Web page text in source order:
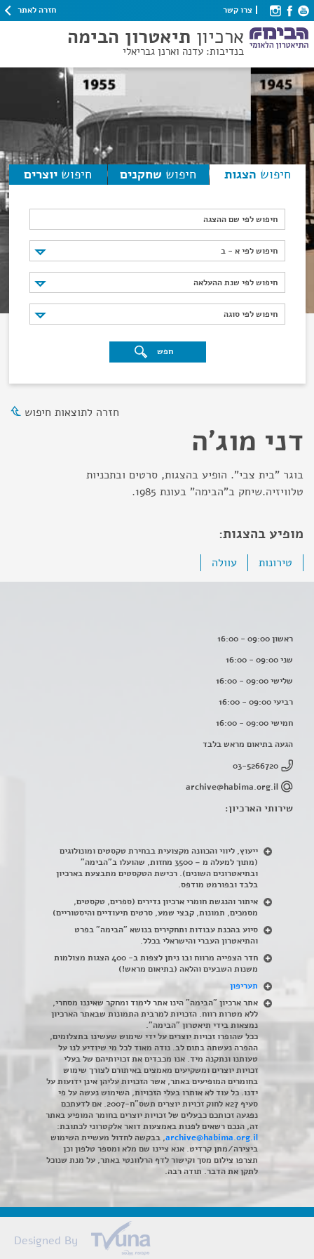
צרו קשר חזרה לאתר
ארכיון תיאטרון הבימה
בנדיבות: עדנה וארנן גבריאלי
חיפוש הצגות חיפוש שחקנים חיפוש יוצרים
חיפוש לפי שם ההצגה
חיפוש לפי א - ב
חיפוש לפי א - ב
חיפוש לפי שנת ההעלאה
חיפוש לפי שנת ההעלאה
חיפוש לפי סוגה
חיפוש לפי סוגה
חפש
חזרה לתוצאות חיפוש
דני מוג'ה
בוגר "בית צבי". הופיע בהצגות, סרטים ובתכניות
טלוויזיה.שיחק ב"הבימה" בעונת 1985.
מופיע בהצגות:
טירונות עוולה
ראשון 09:00 - 16:00
שני 09:00 - 16:00
שלישי 09:00 - 16:00
רביעי 09:00 - 16:00
חמישי 09:00 - 16:00
הגעה בתיאום מראש בלבד
03-5266720
archive@habima.org.il
שירותי הארכיון:
ייעוץ, ליווי והכוונה מקצועית בבחירת טקסטים ומונולוגים
(מתוך למעלה מ – 3500 מחזות, שהועלו ב"הבימה"
ובתיאטרונים השונים). רכישת הטקסטים מתבצעת בארכיון
בלבד ובפורמט מודפס.
איתור והנגשת חומרי ארכיון נדירים (ספרים, טקסטים,
מסמכים, תמונות, קבצי שמע, סרטים תיעודיים והיסטוריים)
סיוע בהכנת עבודות ותחקירים בנושא "הבימה" בפרט
והתיאטרון העברי והישראלי בכלל.
חדר הצפייה מרווח ובו ניתן לצפות ב- 400 הצגות מצולמות
משנות השבעים והלאה (בתיאום מראש!)
תעריפון
אתר ארכיון "הבימה" הינו אתר לימוד ומחקר שאיננו מסחרי,
ללא מטרות רווח. הזכויות למרבית התמונות שבאתר הארכיון
נמצאות בידי תיאטרון "הבימה".
ככל שהופרו זכויות יוצרים על ידי שימוש שעשינו בתצלומים,
ההפרה נעשתה בתום לב. נודה מאוד לכל מי שיודיע לנו על
טעותנו ונתקנה מיד. אנו מכבדים את זכויותיהם של בעלי
זכויות יוצרים ומשקיעים מאמצים באיתורם לצורך שימוש
בחומרים המופיעים באתר, אשר הזכויות עליהן אינן ידועות על
ידנו. כל עוד לא אותרו בעלי הזכויות, השימוש נעשה על פי
סעיף 27א לחוק זכויות יוצרים תשס"ח-2007. אם לדעתכם
נפגעה זכותכם כבעלים של זכויות יוצרים בחומר המופיע באתר
זה, הנכם רשאים לפנות באמצעות דואר אלקטרוני לכתובת:
archive@habima.org.il, בבקשה לחדול מעשיית השימוש
ביצירה/מתן קרדיט. אנא ציינו שם מלא ומספר טלפון וכן
תצרפו צילום מסך וקישור לדף הרלוונטי באתר, על מנת שנוכל
לתקן את הדבר. תודה רבה.
Designed By